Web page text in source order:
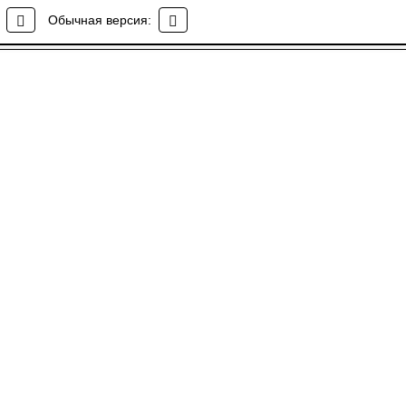
Обычная версия: